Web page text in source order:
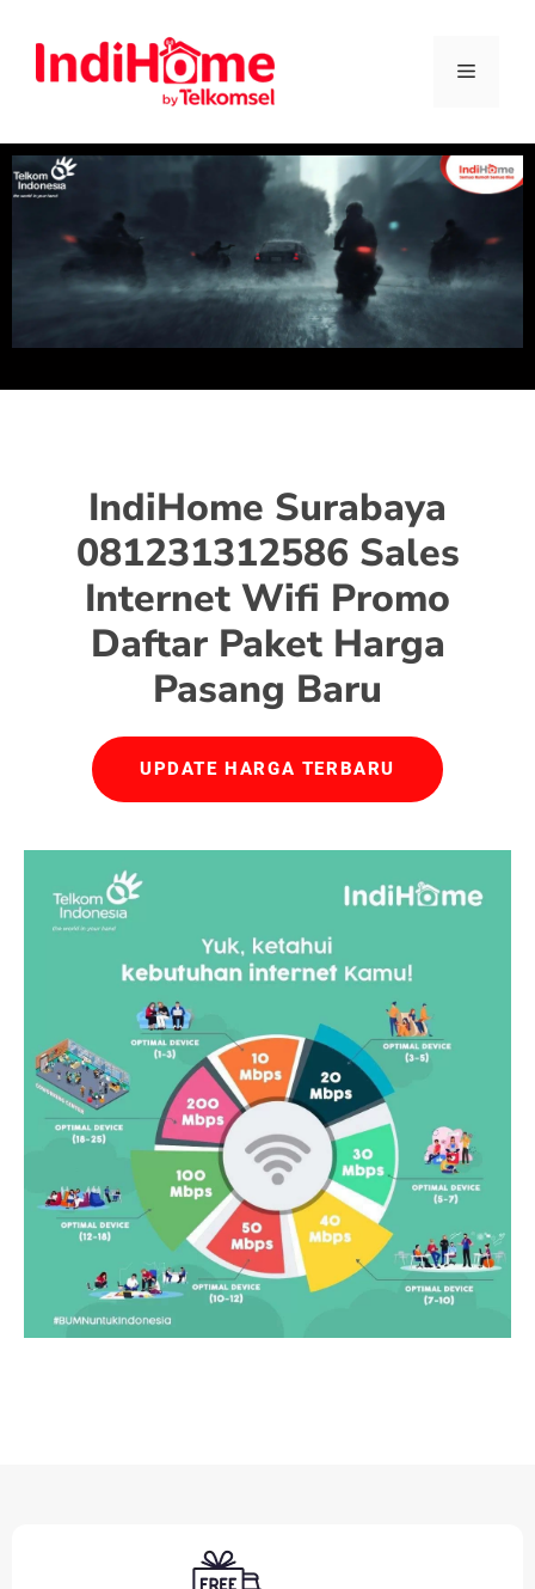
IndiHome Surabaya
081231312586 Sales
Internet Wifi Promo
Daftar Paket Harga
Pasang Baru
UPDATE HARGA TERBARU